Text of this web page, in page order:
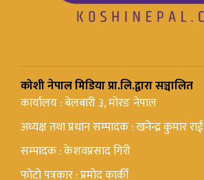
कोशी नेपाल मिडिया प्रा.लि.द्वारा सञ्चालित
कार्यालय : बेलबारी ३, मोरङ नेपाल
अध्यक्ष तथा प्रधान सम्पादक : खनेन्द्र कुमार राई
सम्पादक : केशवप्रसाद गिरी
फोटो पत्रकार : प्रमोद कार्की